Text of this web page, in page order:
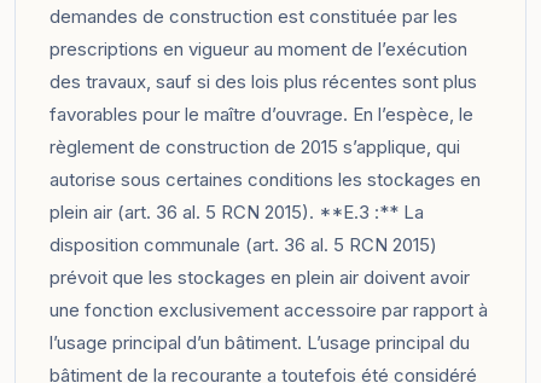
demandes de construction est constituée par les
prescriptions en vigueur au moment de l’exécution
des travaux, sauf si des lois plus récentes sont plus
favorables pour le maître d’ouvrage. En l’espèce, le
règlement de construction de 2015 s’applique, qui
autorise sous certaines conditions les stockages en
plein air (art. 36 al. 5 RCN 2015). **E.3 :** La
disposition communale (art. 36 al. 5 RCN 2015)
prévoit que les stockages en plein air doivent avoir
une fonction exclusivement accessoire par rapport à
l’usage principal d’un bâtiment. L’usage principal du
bâtiment de la recourante a toutefois été considéré